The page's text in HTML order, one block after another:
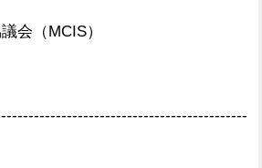
会（MCIS）